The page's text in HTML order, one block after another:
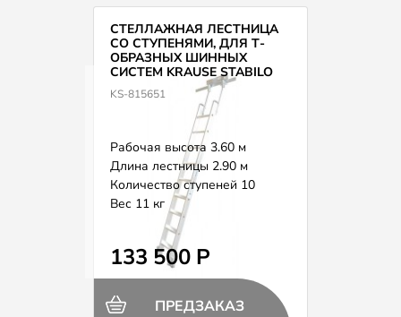
СТЕЛЛАЖНАЯ ЛЕСТНИЦА
СО СТУПЕНЯМИ, ДЛЯ Т-
ОБРАЗНЫХ ШИННЫХ
СИСТЕМ KRAUSE STABILO
815651
KS-815651
Рабочая высота 3.60 м
Длина лестницы 2.90 м
Количество ступеней 10
Вес 11 кг
133 500 Р
ПРЕДЗАКАЗ